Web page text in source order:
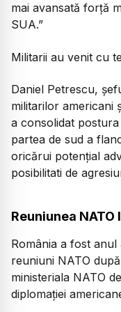
mai avansată forță
SUA.”
Militarii au venit cu
Daniel Petrescu,
militarilor americani
a consolidat
partea de sud a
oricărui potențial
posibilitati de
Reuniunea
România a fost anul
reuniuni NATO
ministeriala NATO
diplomației